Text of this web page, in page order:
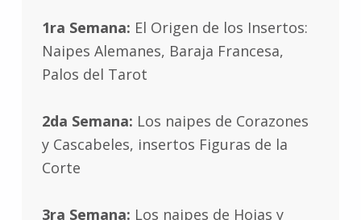
1ra Semana: El Origen de los Insertos:
Naipes Alemanes, Baraja Francesa,
Palos del Tarot
2da Semana: Los naipes de Corazones
y Cascabeles, insertos Figuras de la
Corte
3ra Semana: Los naipes de Hojas y